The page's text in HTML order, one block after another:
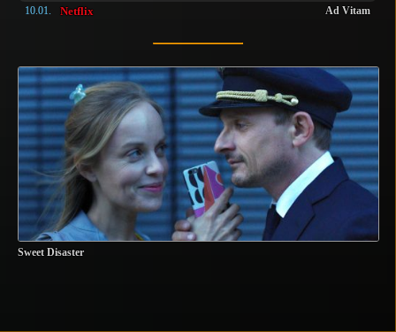
Ad Vitam
Netflix
10.01.
Sweet Disaster